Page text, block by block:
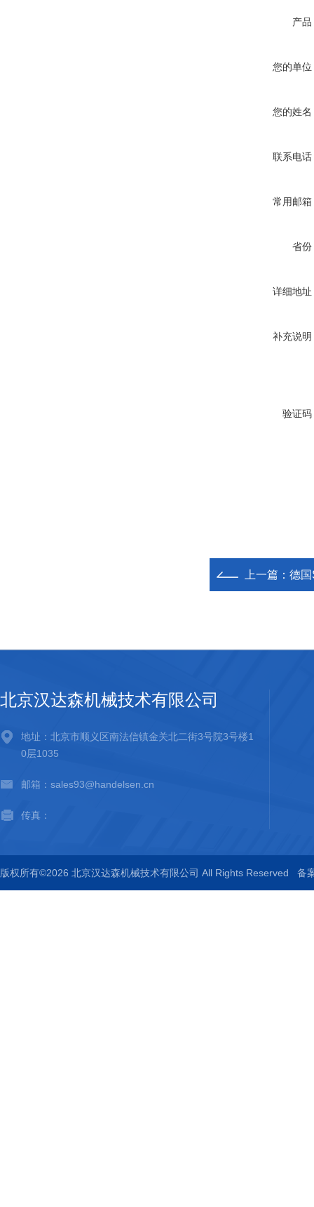
产品
您的单位
您的姓名
联系电话
常用邮箱
省份
详细地址
补充说明
验证码
上一篇： 德
北京汉达森机械技术有限公司
地址：北京市顺义区南法信镇金关北二街3号院3号楼1
0层1035
邮箱：sales93@handelsen.cn
传真：
版权所有©2026 北京汉达森机械技术有限公司 All Rights Reserved 备